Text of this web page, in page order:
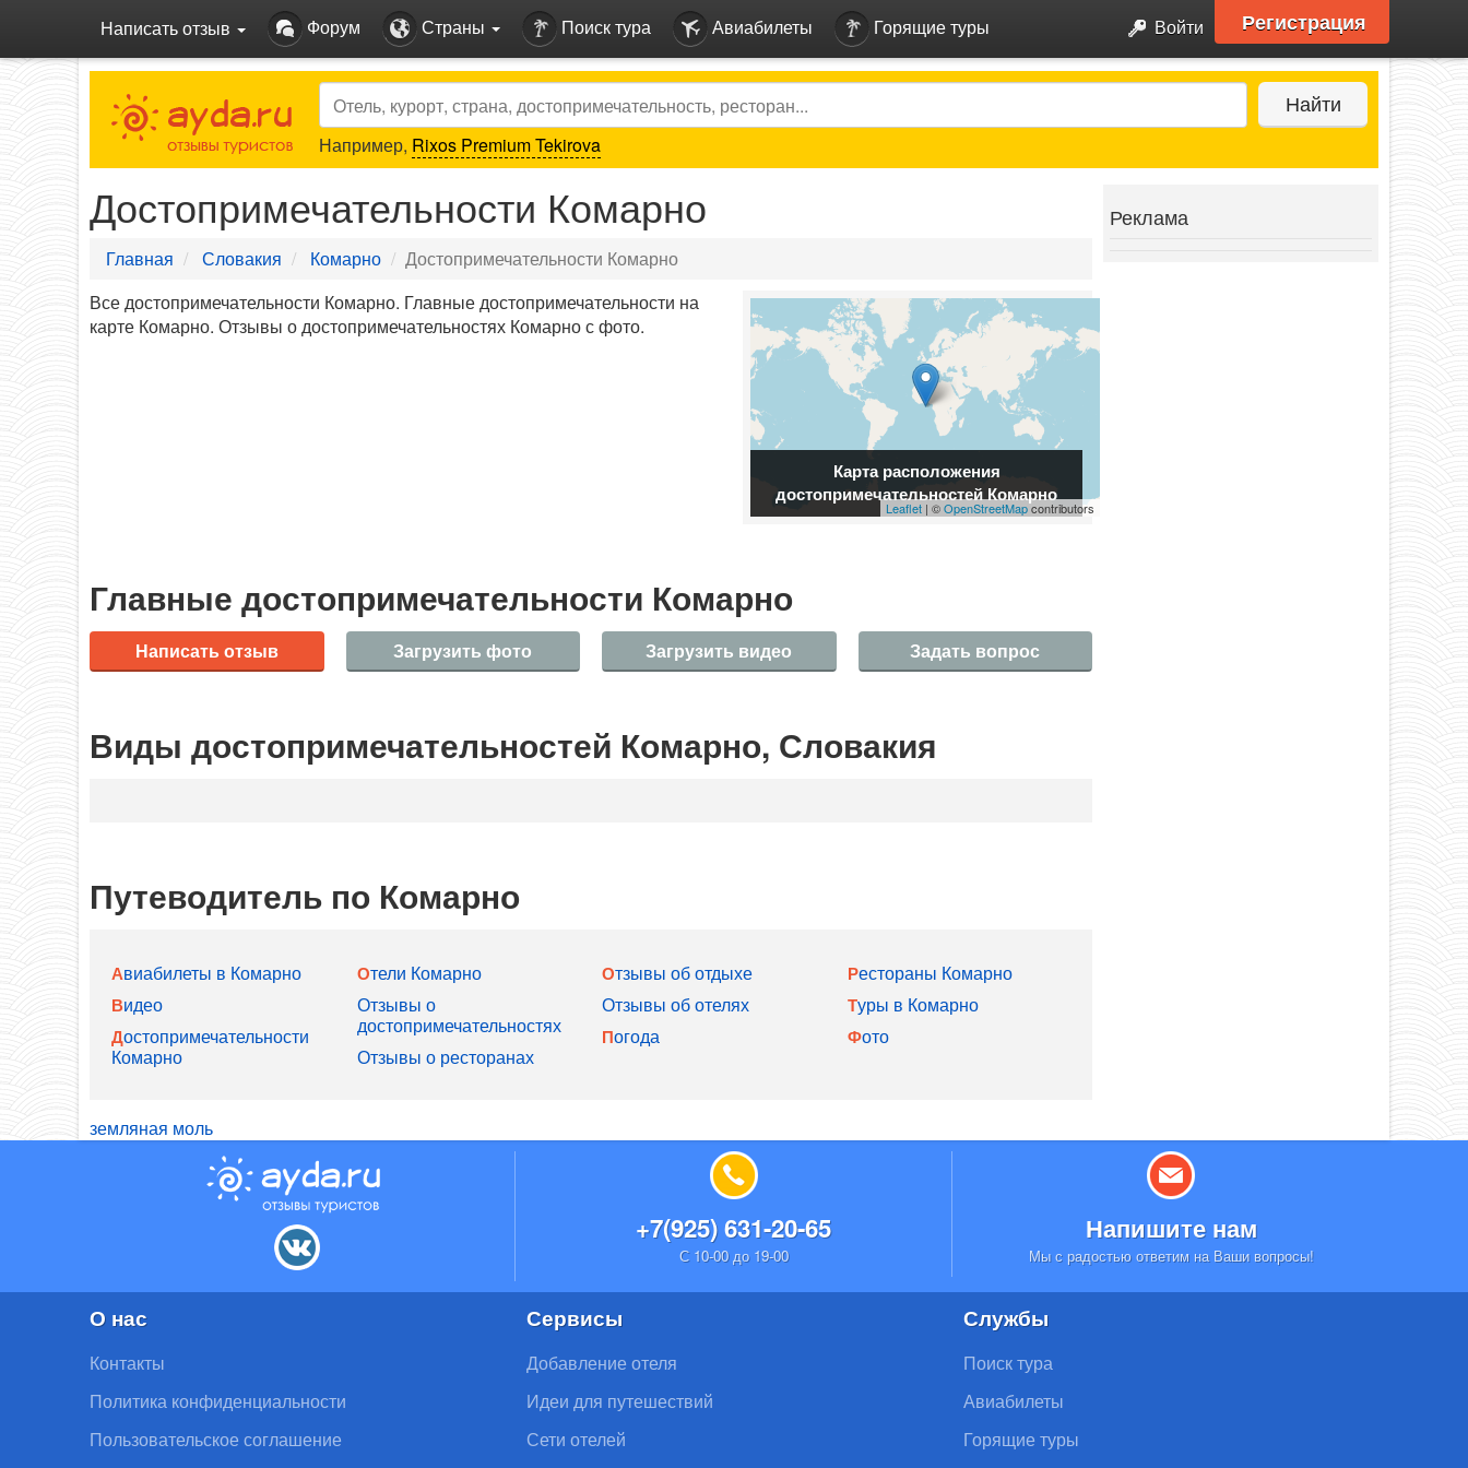
Написать отзыв Форум Страны Поиск тура Авиабилеты Горящие туры Войти Регистрация
Search Найти
Например, Rixos Premium Tekirova
Достопримечательности Комарно
Главная Словакия Комарно Достопримечательности Комарно
Leaflet | ©OpenStreetMapcontributors
Карта расположения
достопримечательностей Комарно
Все достопримечательности Комарно. Главные достопримечательности на
карте Комарно. Отзывы о достопримечательностях Комарно с фото.
Главные достопримечательности Комарно
Написать отзыв Загрузить фото Загрузить видео Задать вопрос
Виды достопримечательностей Комарно, Словакия
Путеводитель по Комарно
Авиабилеты в Комарно
Видео
Достопримечательности
Комарно
Отели Комарно
Отзывы о
достопримечательностях
Отзывы о ресторанах
Отзывы об отдыхе
Отзывы об отелях
Погода
Рестораны Комарно
Туры в Комарно
Фото
Реклама
земляная моль
+7(925) 631-20-65
С 10-00 до 19-00
Напишите нам
Мы с радостью ответим на Ваши вопросы!
О нас
Контакты
Политика конфиденциальности
Пользовательское соглашение
Сервисы
Добавление отеля
Идеи для путешествий
Сети отелей
Службы
Поиск тура
Авиабилеты
Горящие туры